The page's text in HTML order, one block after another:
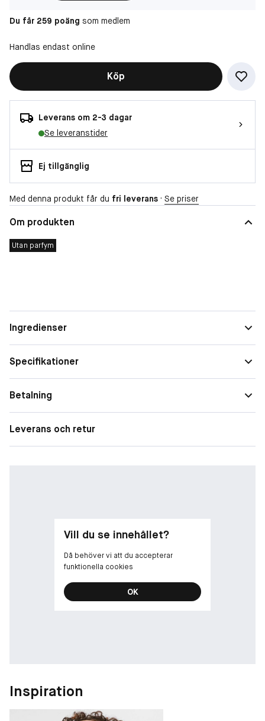
Du får 259 poäng som medlem
Handlas endast online
Köp
Leverans om 2-3 dagar
Se leveranstider
Ej tillgänglig
Med denna produkt får du fri leverans · Se priser
Om produkten
Utan parfym
Produktbeskrivning
Vad är det?
Vad gör den?
12-timmars-concealer som omedelbart korrigerar, döljer mörka
Får omedelbart fina linjer att upplevas mindre:
reducerats*
Ingredienser
Specifikationer
Betalning
Leverans och retur
Vill du se innehållet?
Då behöver vi att du accepterar
funktionella cookies
OK
Inspiration